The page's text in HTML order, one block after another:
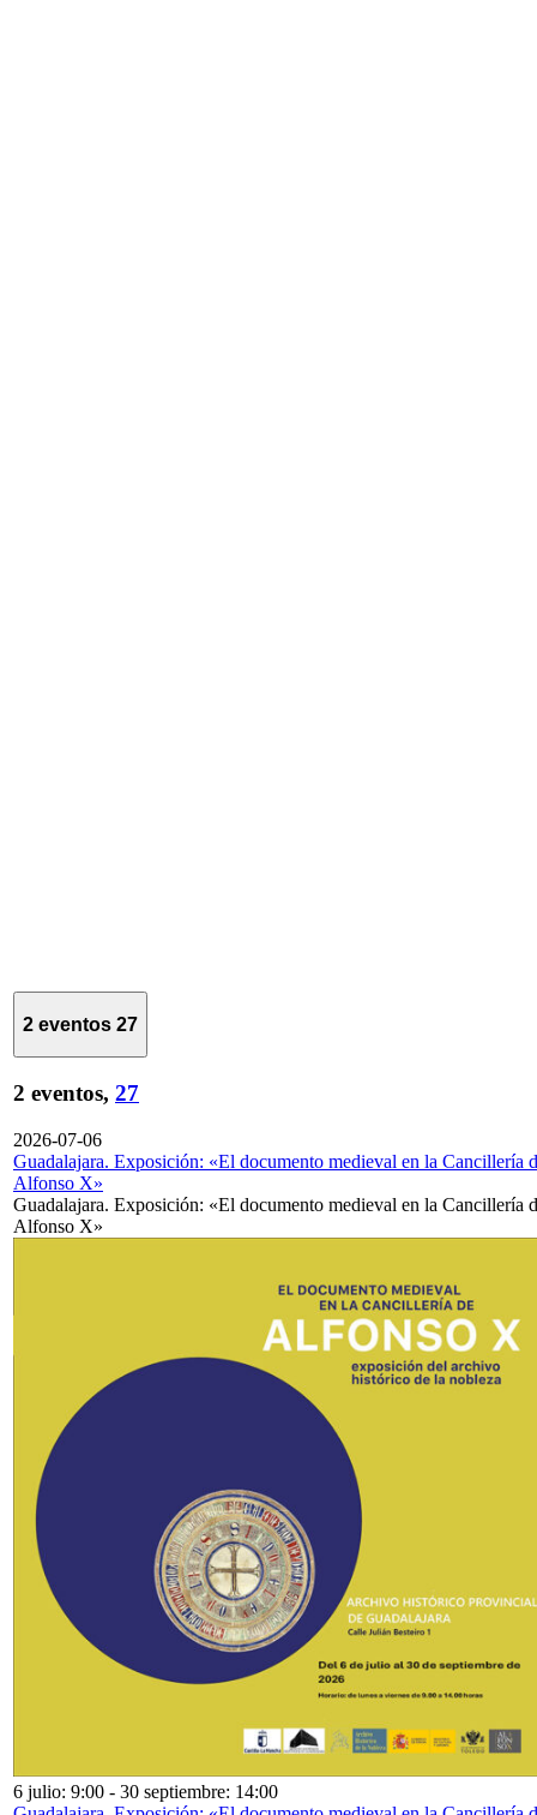
2 eventos 27
2 eventos, 27
2026-07-06
Guadalajara. Exposición: «El documento medieval en la Cancillería
Alfonso X»
Guadalajara. Exposición: «El documento medieval en la Cancillería
Alfonso X»
6 julio: 9:00 - 30 septiembre: 14:00